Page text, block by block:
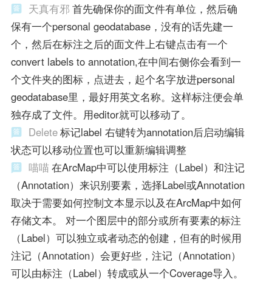
天真有邪 首先确保你的面文件有单位，然后确
保有一个personal geodatabase，没有的话先建一
个，然后在标注之后的面文件上右键点击有一个
convert labels to annotation,在中间右侧你会看到一
个文件夹的图标，点进去，起个名字放进personal
geodatabase里，最好用英文名称。这样标注便会单
独存成了文件。用editor就可以移动了。
Delete标记label 右键转为annotation后启动编辑
状态可以移动位置也可以重新编辑调整
喵喵在ArcMap中可以使用标注（Label）和注记
（Annotation）来识别要素，选择Label或Annotation
取决于需要如何控制文本显示以及在ArcMap中如何
存储文本。 对一个图层中的部分或所有要素的标注
（Label）可以独立或者动态的创建，但有的时候用
注记（Annotation）会更好些，注记（Annotation）
可以由标注（Label）转成或从一个Coverage导入。